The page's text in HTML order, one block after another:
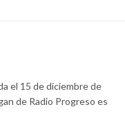
el 15 de diciembre de
de Radio Progreso es